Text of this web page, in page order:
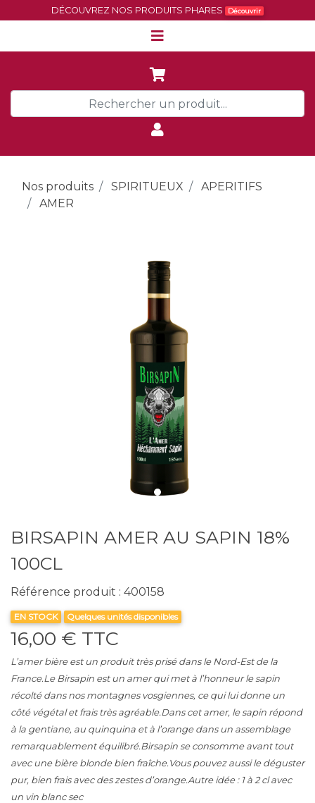
DÉCOUVREZ NOS PRODUITS PHARES Découvrir
Nos produits SPIRITUEUX
APERITIFS
AMER
BIRSAPIN AMER AU SAPIN 18%
100CL
Référence produit : 400158
EN STOCK Quelques unités disponibles
16,00 € TTC
L’amer bière est un produit très prisé dans le Nord-Est de la
France.Le Birsapin est un amer qui met à l’honneur le sapin
récolté dans nos montagnes vosgiennes, ce qui lui donne un
côté végétal et frais très agréable.Dans cet amer, le sapin répond
à la gentiane, au quinquina et à l’orange dans un assemblage
remarquablement équilibré.Birsapin se consomme avant tout
avec une bière blonde bien fraîche.Vous pouvez aussi le déguster
pur, bien frais avec des zestes d’orange.Autre idée : 1 à 2 cl avec
un vin blanc sec